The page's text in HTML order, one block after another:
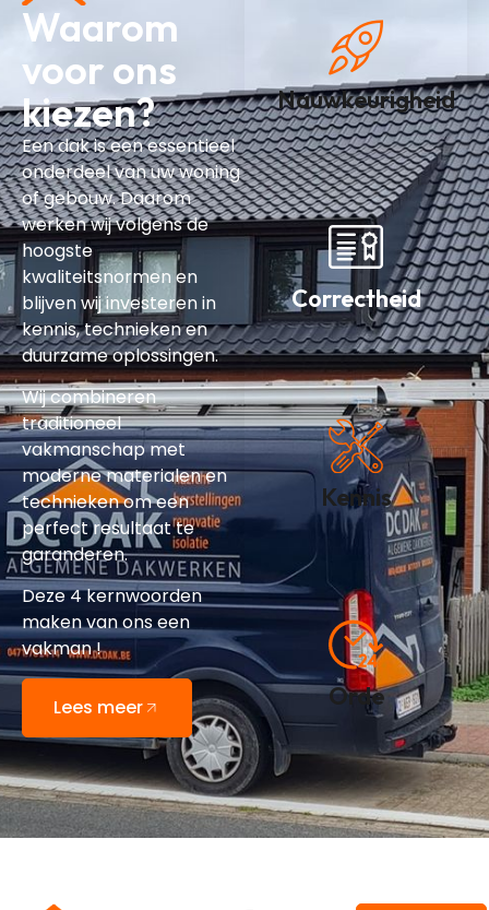
Waarom
voor ons
kiezen?
Een dak is een essentieel
onderdeel van uw woning
of gebouw. Daarom
werken wij volgens de
hoogste
kwaliteitsnormen en
blijven wij investeren in
kennis, technieken en
duurzame oplossingen.
Wij combineren
traditioneel
vakmanschap met
moderne materialen en
technieken om een
perfect resultaat te
garanderen.
Deze 4 kernwoorden
maken van ons een
vakman !
Lees meer
Nauwkeurigheid
Correctheid
Kennis
Orde